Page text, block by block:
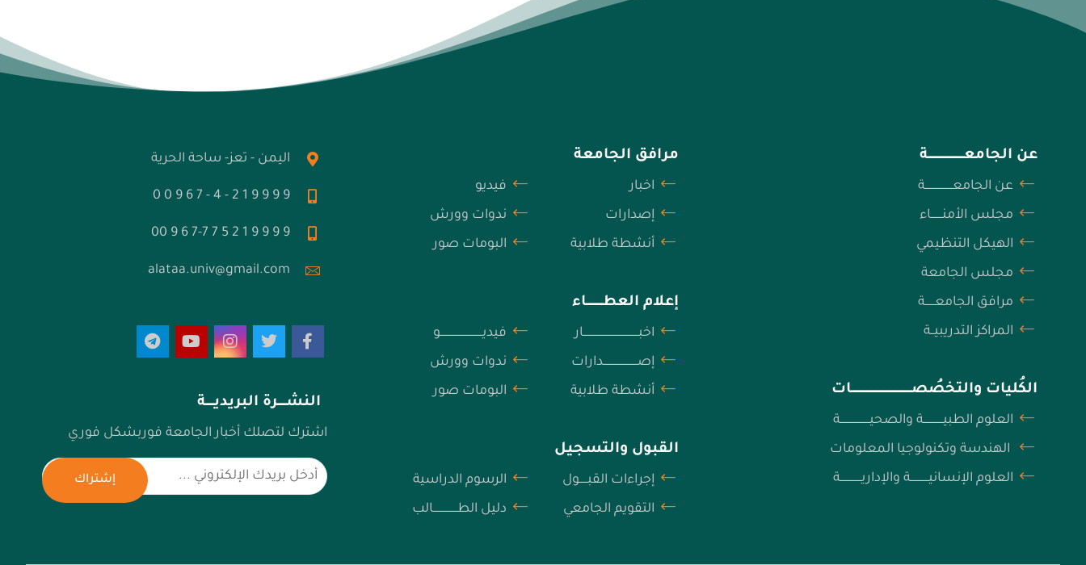
عن الجامعــــــــــــــــــــــة
عن الجامعـــــــــــــــــة
مجلس الأمنـــــــاء
الهيكل التنظيمي
مجلس الجامعة
مرافق الجامعــــــة
المراكز التدريبيــة
الكُليات والتخصُصـــــــــــــــــــــــــــــــــــــات
العلوم الطبيــــــــــــة والصحيــــــــــــــــــة
الهندسة وتكنولوجيا المعلومات
العلوم الإنسانيـــــــــــة والإداريـــــــــــــة
مرافق الجامعة
اخبار
فيديو
إصدارات
ندوات وورش
أنشطة طلابية
البومات صور
إعلام العطــــــــــاء
اخبــــــــــــــــــــــــــــــــــار
فيديــــــــــــــــــــــــــو
إصـــــــــــــــــــــدارات
ندوات وورش
أنشطة طلابية
البومات صور
القبول والتسجيل
إجراءات القبـــــول
الرسوم الدراسية
التقويم الجامعي
دليل الطـــــــــــــــالب
اليمن - تعز- ساحة الحرية
9 9 9 9 1 2 - 4 - 7 6 9 0 0
9 9 9 9 1 2 5 7 7-7 6 9 00
alataa.univ@gmail.com
النشـــــرة البريديـــــة
اشترك لتصلك أخبار الجامعة فوربشكل فوري
إشتراك